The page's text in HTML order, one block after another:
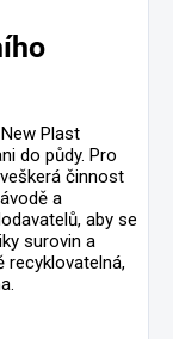
Plast
do půdy. Pro
činnost
a
aby se
surovin a
recyklovatelná,